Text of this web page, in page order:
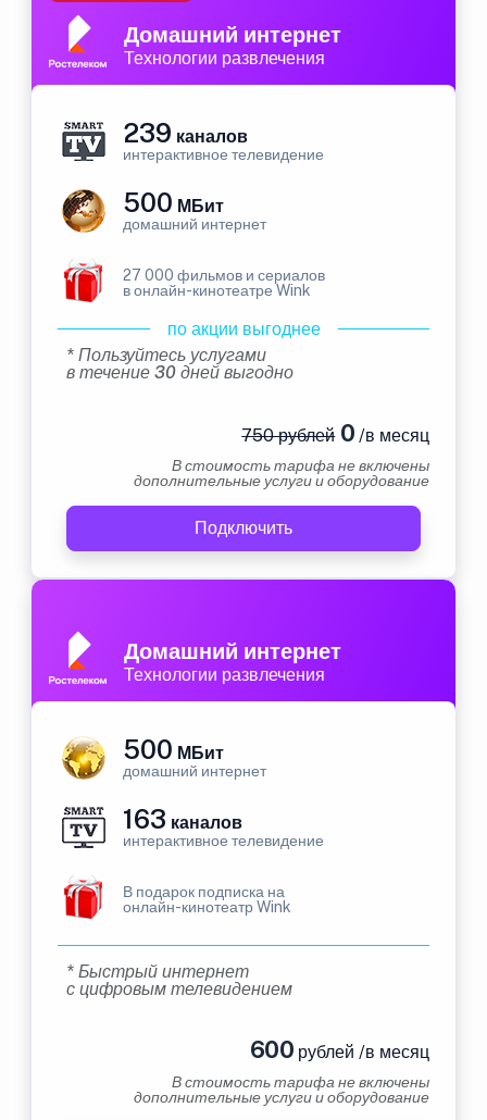
Домашний интернет
Технологии развлечения
239 каналов
интерактивное телевидение
500 МБит
домашний интернет
27 000 фильмов и сериалов
в онлайн-кинотеатре Wink
по акции выгоднее
* Пользуйтесь услугами
в течение 30 дней выгодно
750 рублей0 /в месяц
В стоимость тарифа не включены
дополнительные услуги и оборудование
Подключить
Домашний интернет
Технологии развлечения
500 МБит
домашний интернет
163 каналов
интерактивное телевидение
В подарок подписка на
онлайн-кинотеатр Wink
* Быстрый интернет
с цифровым телевидением
600 рублей /в месяц
В стоимость тарифа не включены
дополнительные услуги и оборудование